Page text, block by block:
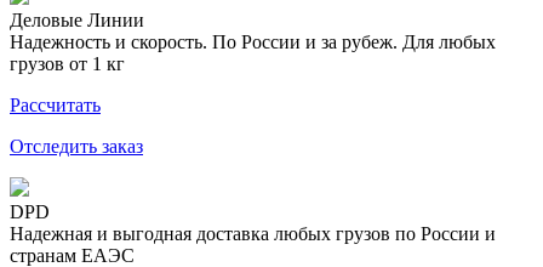
Деловые Линии
Надежность и скорость. По России и за рубеж. Для любых
грузов от 1 кг
Рассчитать
Отследить заказ
DPD
Надежная и выгодная доставка любых грузов по России и
странам ЕАЭС